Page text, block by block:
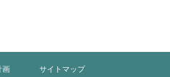
画 サイトマップ